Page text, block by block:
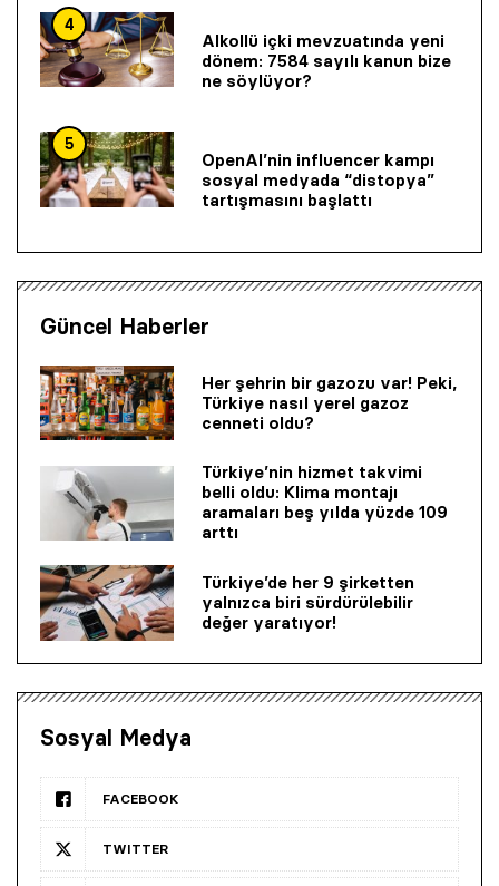
4
Alkollü içki mevzuatında yeni
dönem: 7584 sayılı kanun bize
ne söylüyor?
5
OpenAI’nin influencer kampı
sosyal medyada “distopya”
tartışmasını başlattı
Güncel Haberler
Her şehrin bir gazozu var! Peki,
Türkiye nasıl yerel gazoz
cenneti oldu?
Türkiye’nin hizmet takvimi
belli oldu: Klima montajı
aramaları beş yılda yüzde 109
arttı
Türkiye’de her 9 şirketten
yalnızca biri sürdürülebilir
değer yaratıyor!
Sosyal Medya
FACEBOOK
TWITTER